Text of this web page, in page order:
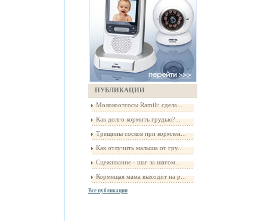
ПУБЛИКАЦИИ
Молокоотсосы Ramili: сдела...
Как долго кормить грудью?...
Трещины сосков при кормлен...
Как отлучить малыша от гру...
Сцеживание - шаг за шагом...
Кормящая мама выходит на р...
Все публикации